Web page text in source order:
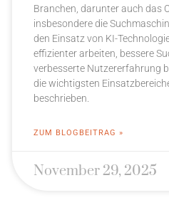
Branchen, darunter auch das
insbesondere die
den Einsatz von KI-
effizienter arbeiten, bessere
verbesserte Nutzererfahrung
die wichtigsten
beschrieben.
ZUM BLOGBEITRAG »
November 29, 2025